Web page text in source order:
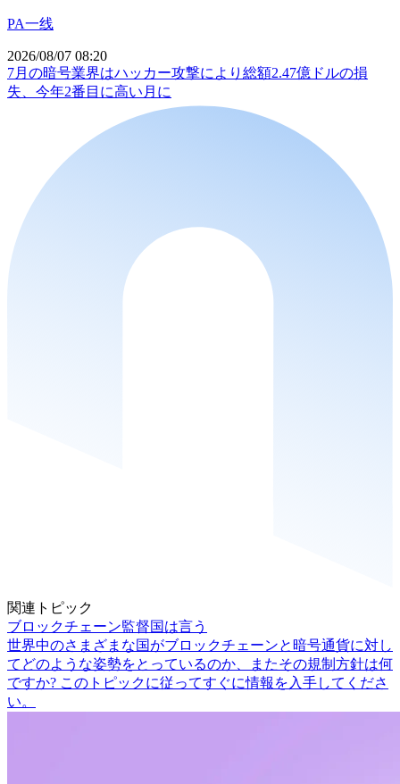
PA一线
2026/08/07 08:20
7月の暗号業界はハッカー攻撃により総額2.47億ドルの損
失、今年2番目に高い月に
関連トピック
ブロックチェーン監督国は言う
世界中のさまざまな国がブロックチェーンと暗号通貨に対し
てどのような姿勢をとっているのか、またその規制方針は何
ですか? このトピックに従ってすぐに情報を入手してくださ
い。